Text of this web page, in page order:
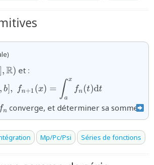
,R) et :
x\in[a,b],\;f_{n+1}
, b], fn+1 (x) = ∫a
x
fn(t)dt
fn converge, et déterminer sa somme
Mp/Pc/Psi Séries de fonctions